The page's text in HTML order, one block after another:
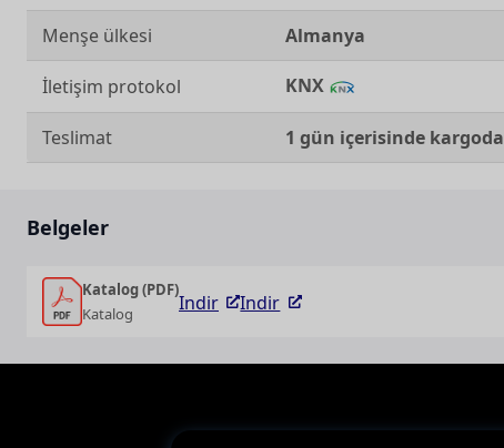
Belgeler
Katalog (PDF)
Katalog
Indir Indir
Menşe ülkesi Almanya
İletişim protokol KNX
Teslimat 1 gün içerisinde kargoda